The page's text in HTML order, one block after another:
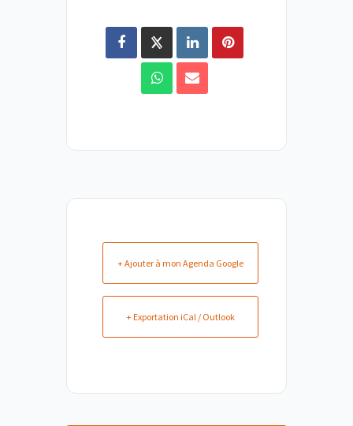
+ Ajouter à mon Agenda Google
+ Exportation iCal / Outlook